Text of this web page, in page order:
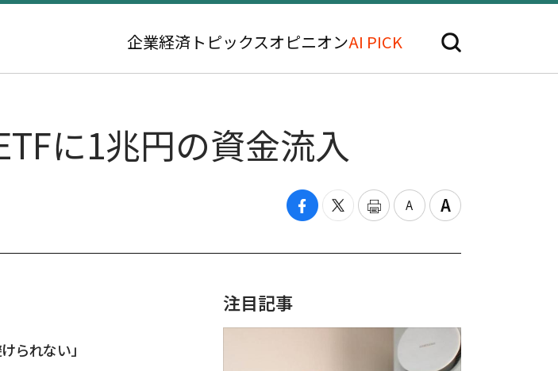
企業経済 トピックスオピニオンAI PICK
に1兆円の資金流入
られない」
注目記事